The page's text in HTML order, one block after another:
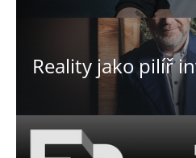
Reality jako pilíř